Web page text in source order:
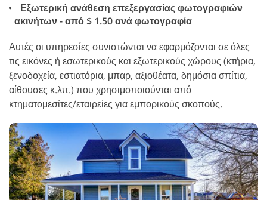
Εξωτερική ανάθεση επεξεργασίας φωτογραφιών
ακινήτων - από $ 1.50 ανά φωτογραφία
Αυτές οι υπηρεσίες συνιστώνται να εφαρμόζονται σε όλες
τις εικόνες ή εσωτερικούς και εξωτερικούς χώρους (κτήρια,
ξενοδοχεία, εστιατόρια, μπαρ, αξιοθέατα, δημόσια σπίτια,
αίθουσες κ.λπ.) που χρησιμοποιούνται από
κτηματομεσίτες/εταιρείες για εμπορικούς σκοπούς.